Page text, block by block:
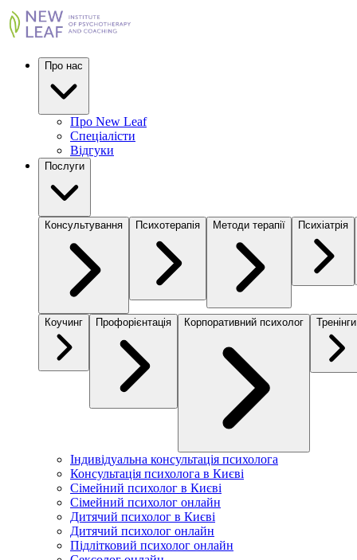
Про нас
Про New Leaf
Спеціалісти
Відгуки
Послуги
Консультування Психотерапія Методи терапії Психіатрія
Коучинг Профорієнтація Корпоративний психолог Тренінги
Індивідуальна консультація психолога
Консультація психолога в Києві
Сімейний психолог в Києві
Сімейний психолог онлайн
Дитячий психолог в Києві
Дитячий психолог онлайн
Підлітковий психолог онлайн